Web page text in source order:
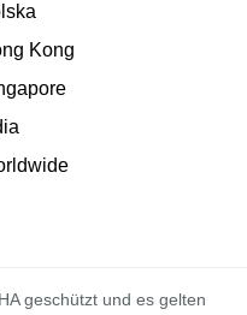
Kong
geschützt und es gelten